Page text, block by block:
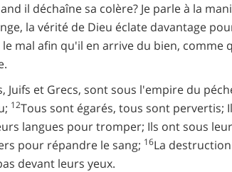
il déchaîne sa colère? Je parle à la
la vérité de Dieu éclate davantage
mal afin qu'il en arrive du bien, comme
et Grecs, sont sous l'empire du
12Tous sont égarés, tous sont pervertis;
langues pour tromper; Ils ont sous
pour répandre le sang; 16La
devant leurs yeux.